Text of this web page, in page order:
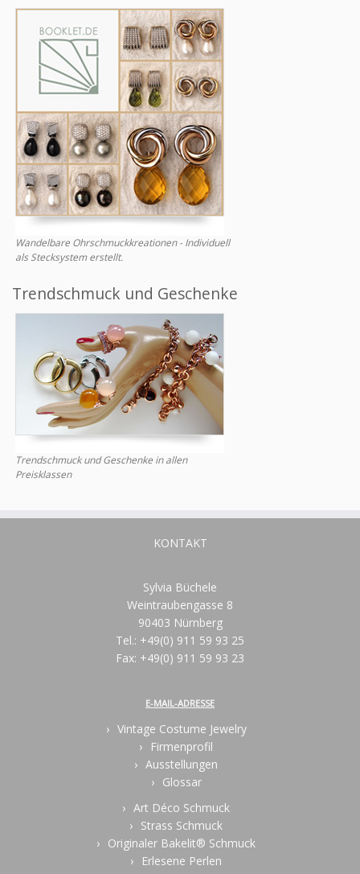
Wandelbare Ohrschmuckkreationen - Individuell
als Stecksystem erstellt.
Trendschmuck und Geschenke
Trendschmuck und Geschenke in allen
Preisklassen
KONTAKT
Sylvia Büchele
Weintraubengasse 8
90403 Nürnberg
Tel.: +49(0) 911 59 93 25
Fax: +49(0) 911 59 93 23
E-MAIL-ADRESSE
Vintage Costume Jewelry
Firmenprofil
Ausstellungen
Glossar
Art Déco Schmuck
Strass Schmuck
Originaler Bakelit® Schmuck
Erlesene Perlen